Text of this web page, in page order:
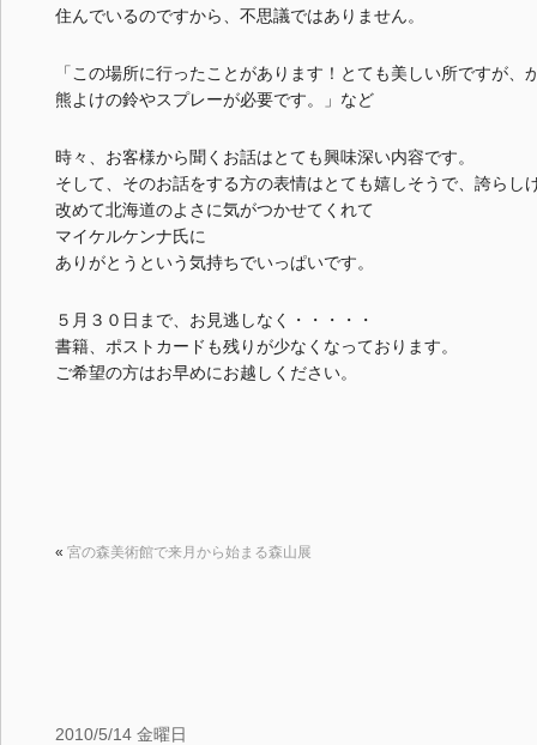
住んでいるのですから、不思議ではありません。
「この場所に行ったことがあります！とても美しい所ですが、
熊よけの鈴やスプレーが必要です。」など
時々、お客様から聞くお話はとても興味深い内容です。
そして、そのお話をする方の表情はとても嬉しそうで、誇らし
改めて北海道のよさに気がつかせてくれて
マイケルケンナ氏に
ありがとうという気持ちでいっぱいです。
５月３０日まで、お見逃しなく・・・・・
書籍、ポストカードも残りが少なくなっております。
ご希望の方はお早めにお越しください。
« 宮の森美術館で来月から始まる森山展
2010/5/14 金曜日